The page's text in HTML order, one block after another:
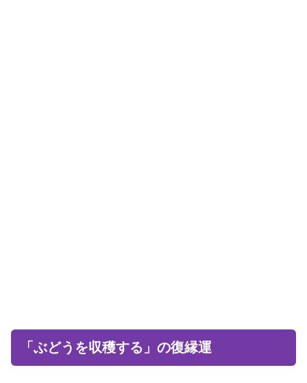
「ぶどうを収穫する」の復縁運